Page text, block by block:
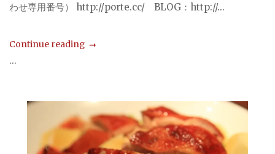
わせ専用番号） http://porte.cc/ BLOG：http://...
Continue reading
...